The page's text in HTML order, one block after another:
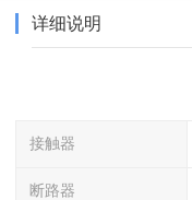
详细说明
接触器
断路器